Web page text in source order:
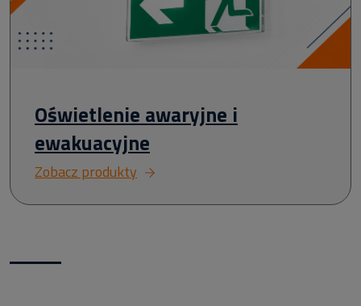
Oświetlenie awaryjne i
ewakuacyjne
Zobacz produkty